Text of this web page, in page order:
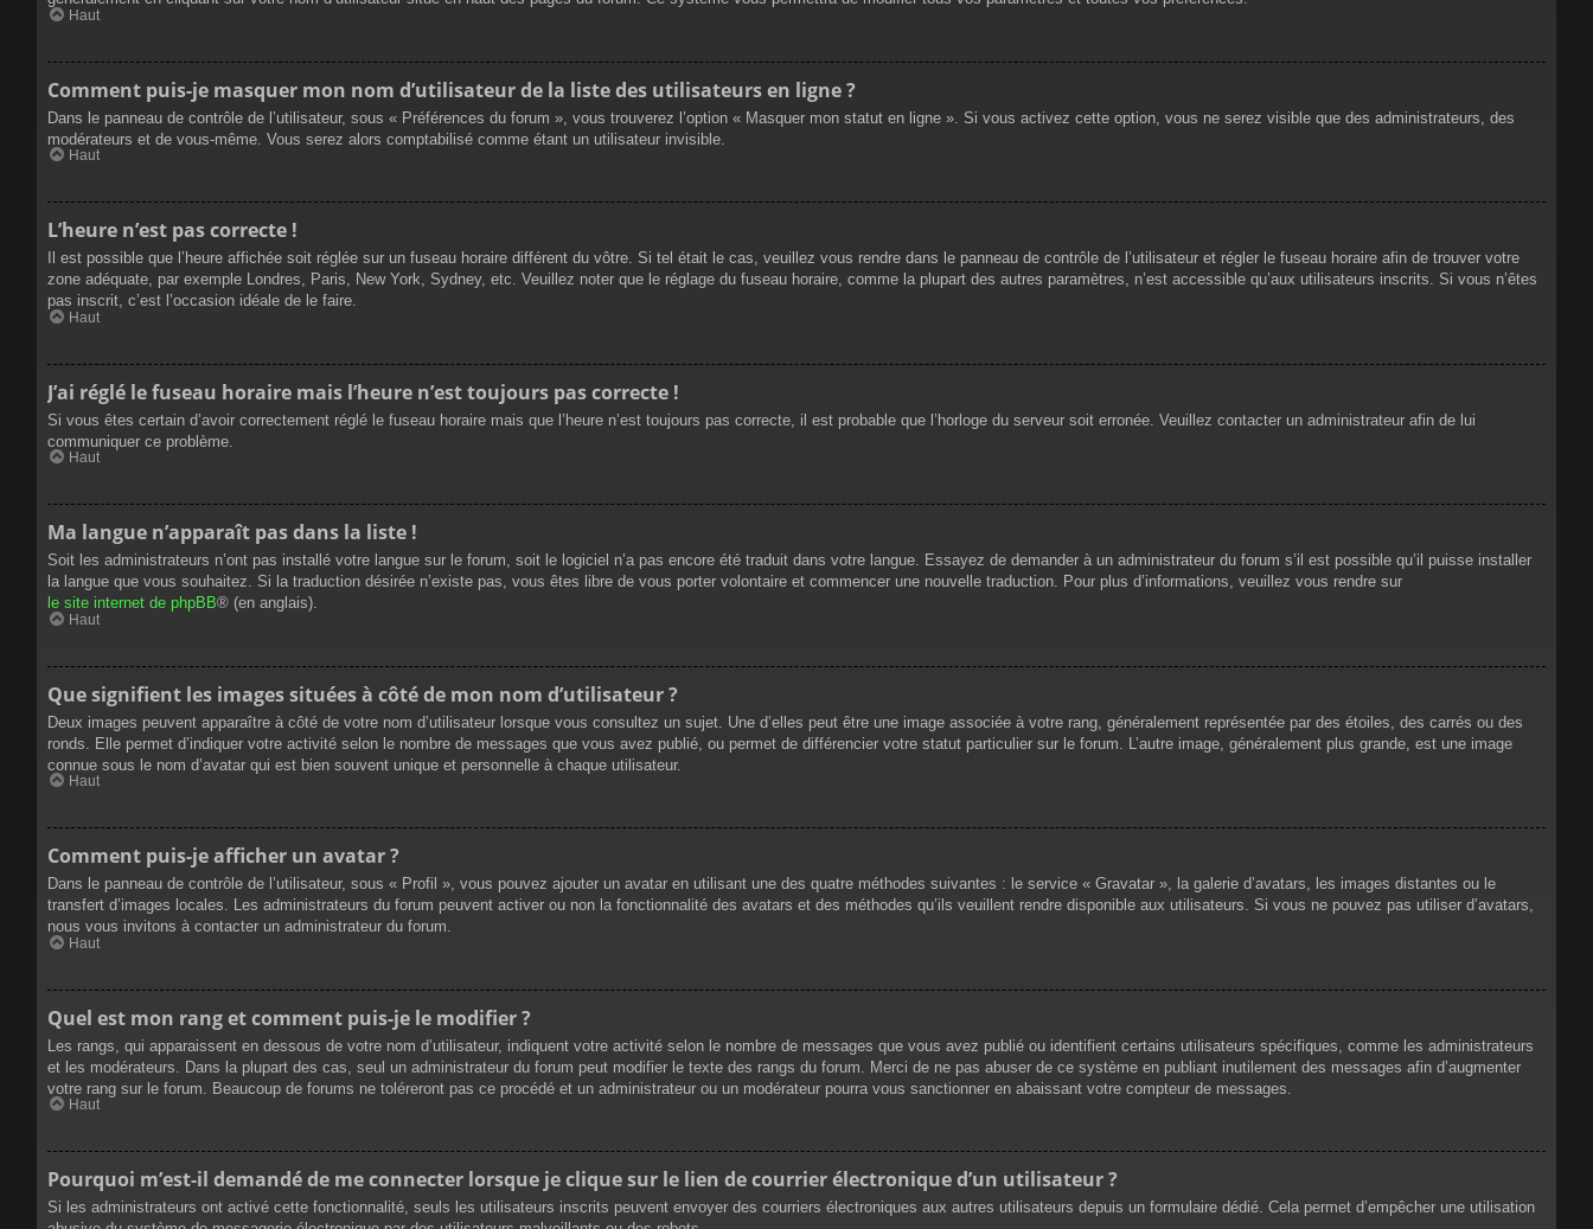
Haut
Comment puis-je masquer mon nom d’utilisateur de la liste des utilisateurs en ligne ?
Dans le panneau de contrôle de l’utilisateur, sous « Préférences du forum », vous trouverez l’option « Masquer mon statut en ligne ». Si vous activez cette option, vous ne serez visible que des administrateurs, des
modérateurs et de vous-même. Vous serez alors comptabilisé comme étant un utilisateur invisible.
Haut
L’heure n’est pas correcte !
Il est possible que l’heure affichée soit réglée sur un fuseau horaire différent du vôtre. Si tel était le cas, veuillez vous rendre dans le panneau de contrôle de l’utilisateur et régler le fuseau horaire afin de trouver votre
zone adéquate, par exemple Londres, Paris, New York, Sydney, etc. Veuillez noter que le réglage du fuseau horaire, comme la plupart des autres paramètres, n’est accessible qu’aux utilisateurs inscrits. Si vous n’êtes
pas inscrit, c’est l’occasion idéale de le faire.
Haut
J’ai réglé le fuseau horaire mais l’heure n’est toujours pas correcte !
Si vous êtes certain d’avoir correctement réglé le fuseau horaire mais que l’heure n’est toujours pas correcte, il est probable que l’horloge du serveur soit erronée. Veuillez contacter un administrateur afin de lui
communiquer ce problème.
Haut
Ma langue n’apparaît pas dans la liste !
Soit les administrateurs n’ont pas installé votre langue sur le forum, soit le logiciel n’a pas encore été traduit dans votre langue. Essayez de demander à un administrateur du forum s’il est possible qu’il puisse installer
la langue que vous souhaitez. Si la traduction désirée n’existe pas, vous êtes libre de vous porter volontaire et commencer une nouvelle traduction. Pour plus d’informations, veuillez vous rendre sur
le site internet de phpBB® (en anglais).
Haut
Que signifient les images situées à côté de mon nom d’utilisateur ?
Deux images peuvent apparaître à côté de votre nom d’utilisateur lorsque vous consultez un sujet. Une d’elles peut être une image associée à votre rang, généralement représentée par des étoiles, des carrés ou des
ronds. Elle permet d’indiquer votre activité selon le nombre de messages que vous avez publié, ou permet de différencier votre statut particulier sur le forum. L’autre image, généralement plus grande, est une image
connue sous le nom d’avatar qui est bien souvent unique et personnelle à chaque utilisateur.
Haut
Comment puis-je afficher un avatar ?
Dans le panneau de contrôle de l’utilisateur, sous « Profil », vous pouvez ajouter un avatar en utilisant une des quatre méthodes suivantes : le service « Gravatar », la galerie d’avatars, les images distantes ou le
transfert d’images locales. Les administrateurs du forum peuvent activer ou non la fonctionnalité des avatars et des méthodes qu’ils veuillent rendre disponible aux utilisateurs. Si vous ne pouvez pas utiliser d’avatars,
nous vous invitons à contacter un administrateur du forum.
Haut
Quel est mon rang et comment puis-je le modifier ?
Les rangs, qui apparaissent en dessous de votre nom d’utilisateur, indiquent votre activité selon le nombre de messages que vous avez publié ou identifient certains utilisateurs spécifiques, comme les administrateurs
et les modérateurs. Dans la plupart des cas, seul un administrateur du forum peut modifier le texte des rangs du forum. Merci de ne pas abuser de ce système en publiant inutilement des messages afin d’augmenter
votre rang sur le forum. Beaucoup de forums ne toléreront pas ce procédé et un administrateur ou un modérateur pourra vous sanctionner en abaissant votre compteur de messages.
Haut
Pourquoi m’est-il demandé de me connecter lorsque je clique sur le lien de courrier électronique d’un utilisateur ?
Si les administrateurs ont activé cette fonctionnalité, seuls les utilisateurs inscrits peuvent envoyer des courriers électroniques aux autres utilisateurs depuis un formulaire dédié. Cela permet d’empêcher une utilisation